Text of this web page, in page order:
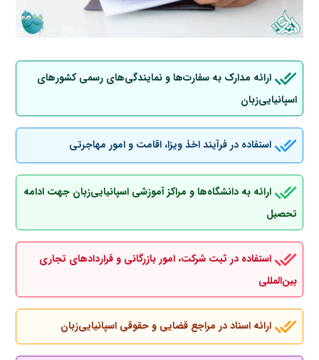
ارائه مدارک به سفارت‌ها و نمایندگی‌های رسمی کشورهای
اسپانیایی‌زبان
استفاده در فرآیند اخذ ویزا، اقامت و امور مهاجرتی
ارائه به دانشگاه‌ها و مراکز آموزشی اسپانیایی‌زبان جهت ادامه
تحصیل
استفاده در ثبت شرکت، امور بازرگانی و قراردادهای تجاری
بین‌المللی
ارائه اسناد در مراجع قضایی و حقوقی اسپانیایی‌زبان